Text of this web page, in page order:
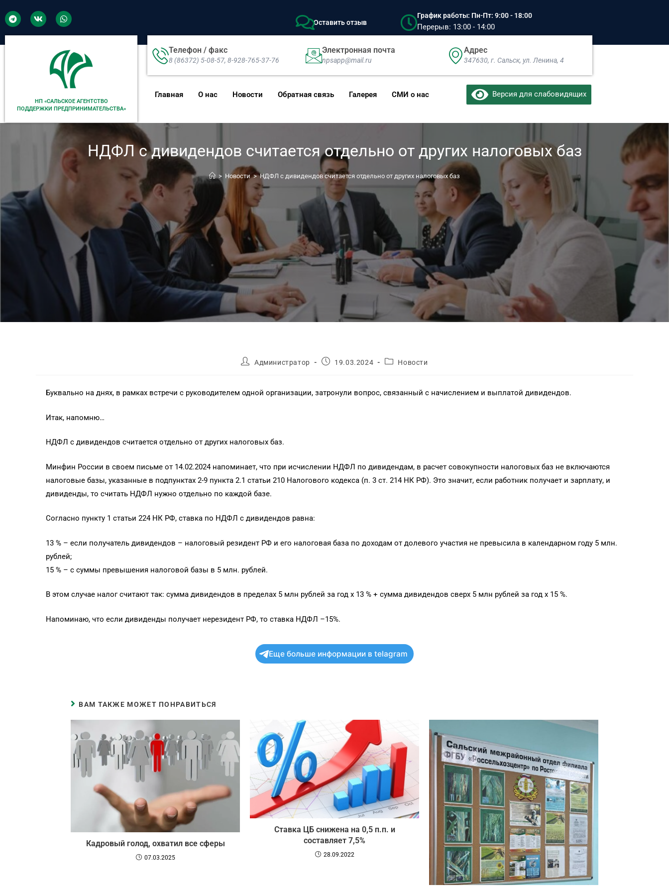
Оставить отзыв
График работы: Пн-Пт: 9:00 - 18:00
Перерыв: 13:00 - 14:00
НП «САЛЬСКОЕ АГЕНТСТВО
ПОДДЕРЖКИ ПРЕДПРИНИМАТЕЛЬСТВА»
Телефон / факс
8 (86372) 5-08-57, 8-928-765-37-76
Электронная почта
npsapp@mail.ru
Адрес
347630, г. Сальск, ул. Ленина, 4​
Главная О нас Новости Обратная связь Галерея СМИ о нас Версия для слабовидящих
НДФЛ с дивидендов считается отдельно от других налоговых баз
> Новости > НДФЛ с дивидендов считается отдельно от других налоговых баз
Администратор 19.03.2024 Новости
Буквально на днях, в рамках встречи с руководителем одной организации, затронули вопрос, связанный с начислением и выплатой дивидендов.
Итак, напомню…
НДФЛ с дивидендов считается отдельно от других налоговых баз.
Минфин России в своем письме от 14.02.2024 напоминает, что при исчислении НДФЛ по дивидендам, в расчет совокупности налоговых баз не включаются
налоговые базы, указанные в подпунктах 2-9 пункта 2.1 статьи 210 Налогового кодекса (п. 3 ст. 214 НК РФ). Это значит, если работник получает и зарплату, и
дивиденды, то считать НДФЛ нужно отдельно по каждой базе.
Согласно пункту 1 статьи 224 НК РФ, ставка по НДФЛ с дивидендов равна:
13 % – если получатель дивидендов – налоговый резидент РФ и его налоговая база по доходам от долевого участия не превысила в календарном году 5 млн.
рублей;
15 % – с суммы превышения налоговой базы в 5 млн. рублей.
В этом случае налог считают так: сумма дивидендов в пределах 5 млн рублей за год х 13 % + сумма дивидендов сверх 5 млн рублей за год х 15 %.
Напоминаю, что если дивиденды получает нерезидент РФ, то ставка НДФЛ –15%.
Еще больше информации в telagram
ВАМ ТАКЖЕ МОЖЕТ ПОНРАВИТЬСЯ
Кадровый голод, охватил все сферы
07.03.2025
Ставка ЦБ снижена на 0,5 п.п. и
составляет 7,5%
28.09.2022